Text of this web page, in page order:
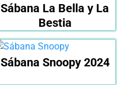
Sábana La Bella y La
Bestia
Sábana Snoopy 2024